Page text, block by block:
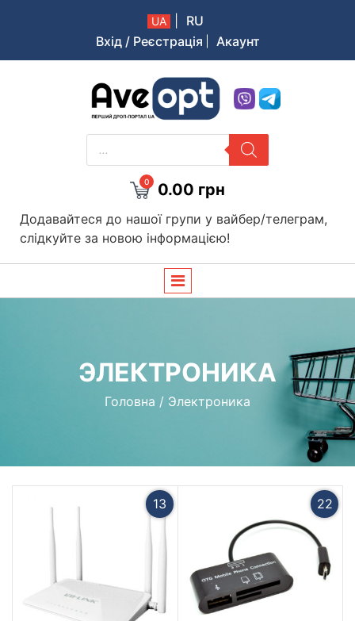
UA
RU
Вхід / Реєстрація
Акаунт
Aveopt – оптова дропшипінг платформа в Україні
PRODUCTS
SEARCH
0 0.00 грн
Додавайтеся до нашої групи у вайбер/телеграм,
слідкуйте за новою інформацією!
ЭЛЕКТРОНИКА
Головна / Электроника
13 22